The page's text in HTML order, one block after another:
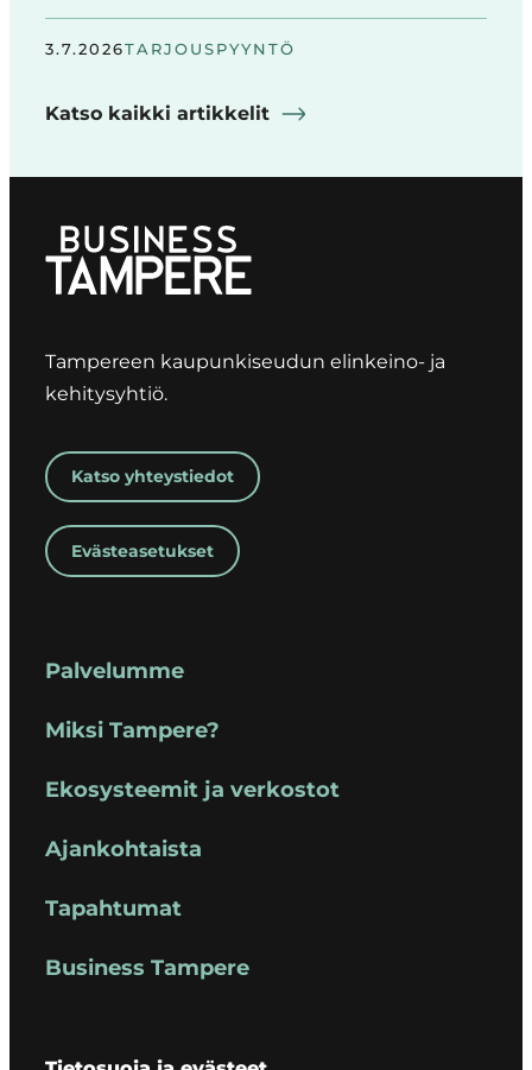
3.7.2026TARJOUSPYYNTÖ
Katso kaikki artikkelit
Tampereen kaupunkiseudun elinkeino- ja
kehitysyhtiö.
Katso yhteystiedot
Evästeasetukset
Palvelumme
Miksi Tampere?
Ekosysteemit ja verkostot
Ajankohtaista
Tapahtumat
Business Tampere